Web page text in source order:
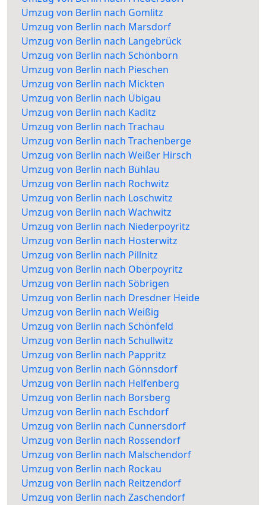
Umzug von Berlin nach Gomlitz
Umzug von Berlin nach Marsdorf
Umzug von Berlin nach Langebrück
Umzug von Berlin nach Schönborn
Umzug von Berlin nach Pieschen
Umzug von Berlin nach Mickten
Umzug von Berlin nach Übigau
Umzug von Berlin nach Kaditz
Umzug von Berlin nach Trachau
Umzug von Berlin nach Trachenberge
Umzug von Berlin nach Weißer Hirsch
Umzug von Berlin nach Bühlau
Umzug von Berlin nach Rochwitz
Umzug von Berlin nach Loschwitz
Umzug von Berlin nach Wachwitz
Umzug von Berlin nach Niederpoyritz
Umzug von Berlin nach Hosterwitz
Umzug von Berlin nach Pillnitz
Umzug von Berlin nach Oberpoyritz
Umzug von Berlin nach Söbrigen
Umzug von Berlin nach Dresdner Heide
Umzug von Berlin nach Weißig
Umzug von Berlin nach Schönfeld
Umzug von Berlin nach Schullwitz
Umzug von Berlin nach Pappritz
Umzug von Berlin nach Gönnsdorf
Umzug von Berlin nach Helfenberg
Umzug von Berlin nach Borsberg
Umzug von Berlin nach Eschdorf
Umzug von Berlin nach Cunnersdorf
Umzug von Berlin nach Rossendorf
Umzug von Berlin nach Malschendorf
Umzug von Berlin nach Rockau
Umzug von Berlin nach Reitzendorf
Umzug von Berlin nach Zaschendorf